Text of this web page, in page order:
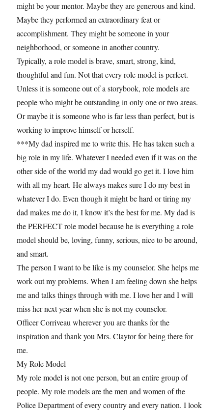
might be your mentor. Maybe they are generous and kind.
Maybe they performed an extraordinary feat or
accomplishment. They might be someone in your
neighborhood, or someone in another country.
Typically, a role model is brave, smart, strong, kind,
thoughtful and fun. Not that every role model is perfect.
Unless it is someone out of a storybook, role models are
people who might be outstanding in only one or two areas.
Or maybe it is someone who is far less than perfect, but is
working to improve himself or herself.
***My dad inspired me to write this. He has taken such a
big role in my life. Whatever I needed even if it was on the
other side of the world my dad would go get it. I love him
with all my heart. He always makes sure I do my best in
whatever I do. Even though it might be hard or tiring my
dad makes me do it, I know it’s the best for me. My dad is
the PERFECT role model because he is everything a role
model should be, loving, funny, serious, nice to be around,
and smart.
The person I want to be like is my counselor. She helps me
work out my problems. When I am feeling down she helps
me and talks things through with me. I love her and I will
miss her next year when she is not my counselor.
Officer Corriveau wherever you are thanks for the
inspiration and thank you Mrs. Claytor for being there for
me.
My Role Model
My role model is not one person, but an entire group of
people. My role models are the men and women of the
Police Department of every country and every nation. I look